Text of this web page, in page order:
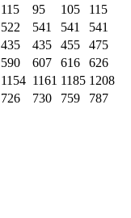
115 95 105
115
522 541 541
541
435 435 455
475
590 607 616
626
1154 1161 1185 1208
726 730 759 787